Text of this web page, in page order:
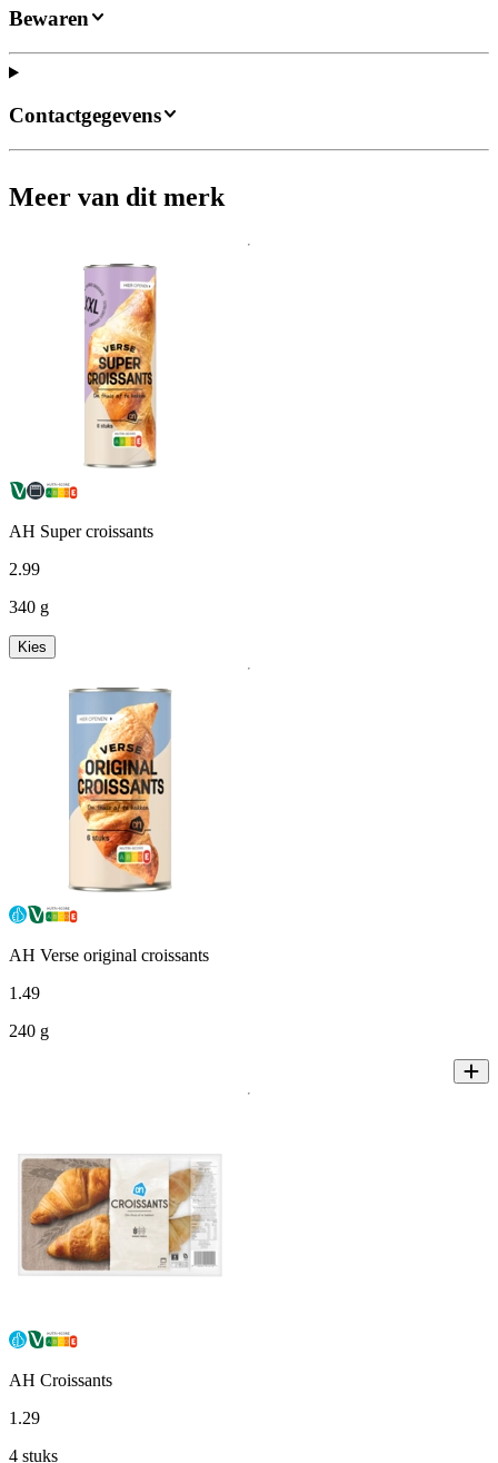
Bewaren
Contactgegevens
Meer van dit merk
AH Super croissants
2.99
340 g
Kies
AH Verse original croissants
1 .49
240 g
AH Croissants
1 .29
4 stuks